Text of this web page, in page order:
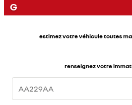
G
estimez votre véhicule toutes
renseignez votre